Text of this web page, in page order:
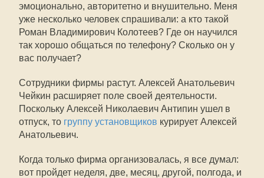
эмоционально, авторитетно и внушительно. Меня
уже несколько человек спрашивали: а кто такой
Роман Владимирович Колотеев? Где он научился
так хорошо общаться по телефону? Сколько он у
вас получает?
Сотрудники фирмы растут. Алексей Анатольевич
Чейкин расширяет поле своей деятельности.
Поскольку Алексей Николаевич Антипин ушел в
отпуск, то группу установщиков курирует Алексей
Анатольевич.
Когда только фирма организовалась, я все думал:
вот пройдет неделя, две, месяц, другой, полгода, и